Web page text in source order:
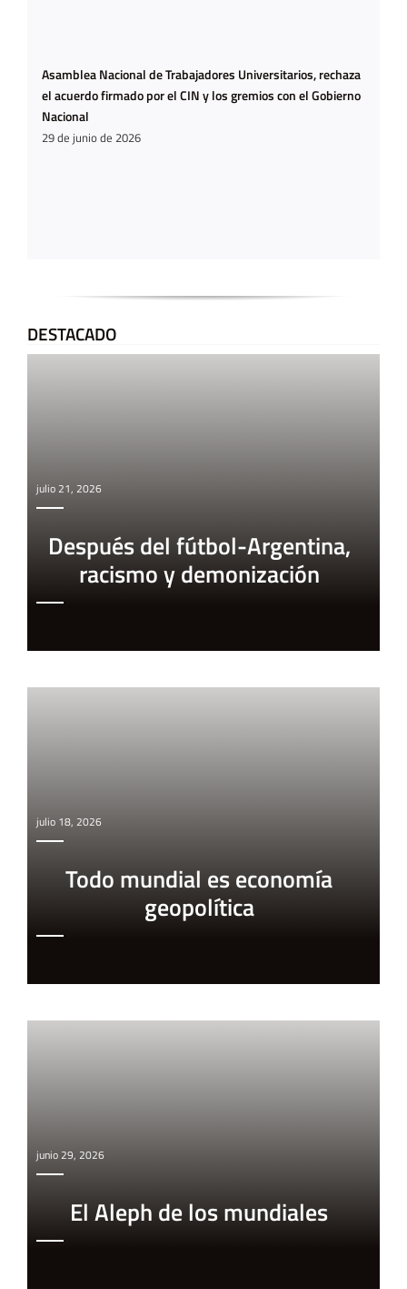
Asamblea Nacional de Trabajadores Universitarios, rechaza
el acuerdo firmado por el CIN y los gremios con el Gobierno
Nacional
29 de junio de 2026
DESTACADO
julio 21, 2026
Después del fútbol-Argentina,
racismo y demonización
julio 18, 2026
Todo mundial es economía
geopolítica
junio 29, 2026
El Aleph de los mundiales